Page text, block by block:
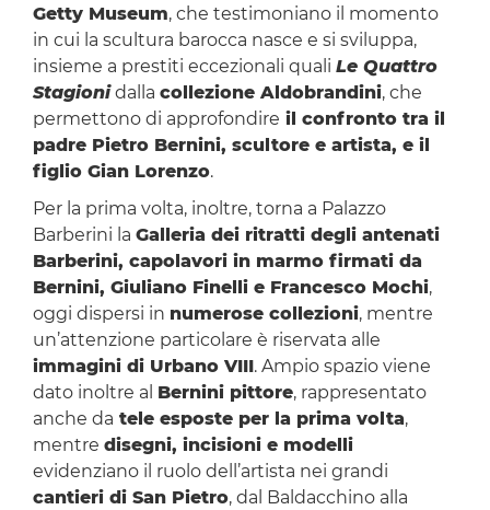
Getty Museum, che testimoniano il momento
in cui la scultura barocca nasce e si sviluppa,
insieme a prestiti eccezionali quali Le Quattro
Stagionidalla collezione Aldobrandini, che
permettono di approfondire il confronto tra il
padre Pietro Bernini, scultore e artista, e il
figlio Gian Lorenzo.
Per la prima volta, inoltre, torna a Palazzo
Barberini la Galleria dei ritratti degli antenati
Barberini, capolavori in marmo firmati da
Bernini, Giuliano Finelli e Francesco Mochi,
oggi dispersi in numerose collezioni, mentre
un’attenzione particolare è riservata alle
immagini di Urbano VIII. Ampio spazio viene
dato inoltre al Bernini pittore, rappresentato
anche da tele esposte per la prima volta,
mentre disegni, incisioni e modelli
evidenziano il ruolo dell’artista nei grandi
cantieri di San Pietro, dal Baldacchino alla